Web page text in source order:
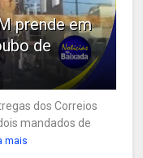
prende em
de
dos Correios
mandados de
mais